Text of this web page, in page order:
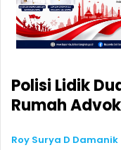
Polisi Lidik
Rumah
Roy Surya D Damanik